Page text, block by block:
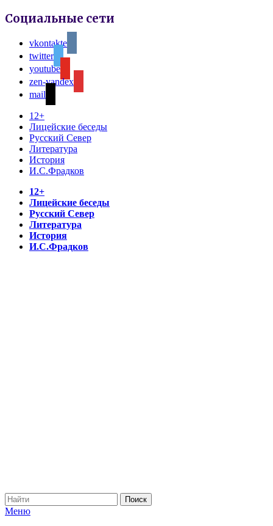
Социальные сети
vkontakte
twitter
youtube
zen-yandex
mail
12+
Лицейские беседы
Русский Север
Литература
История
И.С.Фрадков
12+
Лицейские беседы
Русский Север
Литература
История
И.С.Фрадков
Меню